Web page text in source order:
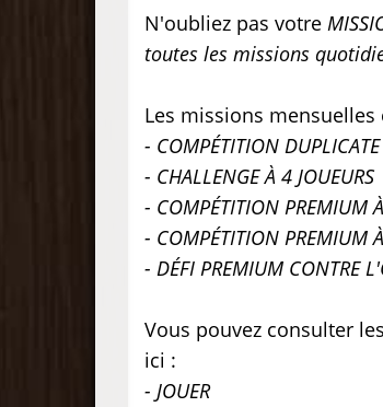
N'oubliez pas votre
toutes les missions
Les missions
- COMPÉTITION
- CHALLENGE À 4 JOUEURS
- COMPÉTITION PREMIUM
- COMPÉTITION PREMIUM
- DÉFI PREMIUM CONTRE
Vous pouvez consulter
ici :
- JOUER